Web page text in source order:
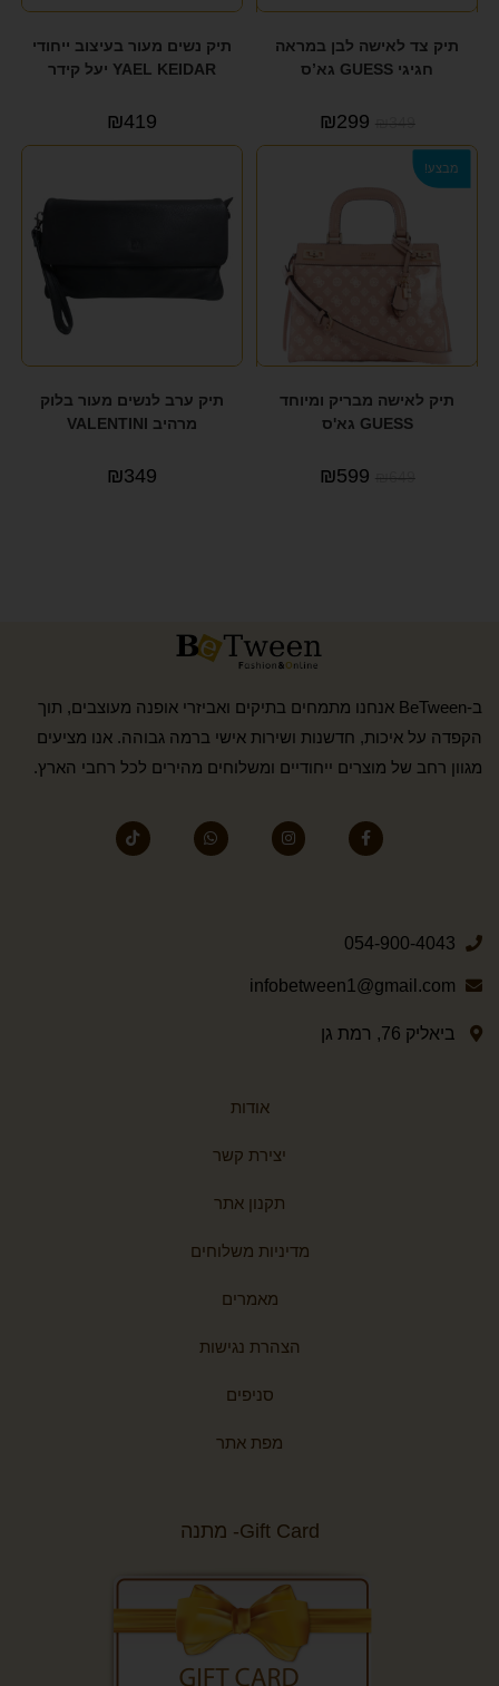
תיק צד לאישה לבן במראה
חגיגי GUESS גא’ס
₪349
₪299
תיק נשים מעור בעיצוב ייחודי
YAEL KEIDAR יעל קידר
₪419
מבצע!
תיק לאישה מבריק ומיוחד
GUESS גא'ס
₪649
₪599
תיק ערב לנשים מעור בלוק
מרהיב VALENTINI
₪349
ב-BeTween אנחנו מתמחים בתיקים ואביזרי אופנה מעוצבים, תוך
הקפדה על איכות, חדשנות ושירות אישי ברמה גבוהה. אנו מציעים
מגוון רחב של מוצרים ייחודיים ומשלוחים מהירים לכל רחבי הארץ.
054-900-4043
infobetween1@gmail.com
ביאליק 76, רמת גן
אודות
יצירת קשר
תקנון אתר
מדיניות משלוחים
מאמרים
הצהרת נגישות
סניפים
מפת אתר
Gift Card- מתנה